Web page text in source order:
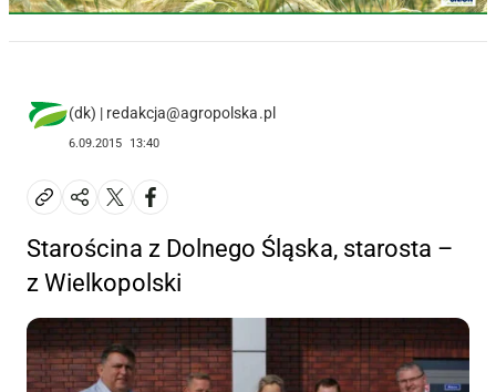
(dk) | redakcja@agropolska.pl
6.09.2015 13:40
Starościna z Dolnego Śląska, starosta –
z Wielkopolski